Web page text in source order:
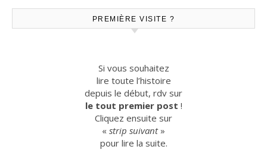
PREMIÈRE VISITE ?
Si vous souhaitez
lire toute l’histoire
depuis le début, rdv sur
le tout premier post !
Cliquez ensuite sur
« strip suivant»
pour lire la suite.